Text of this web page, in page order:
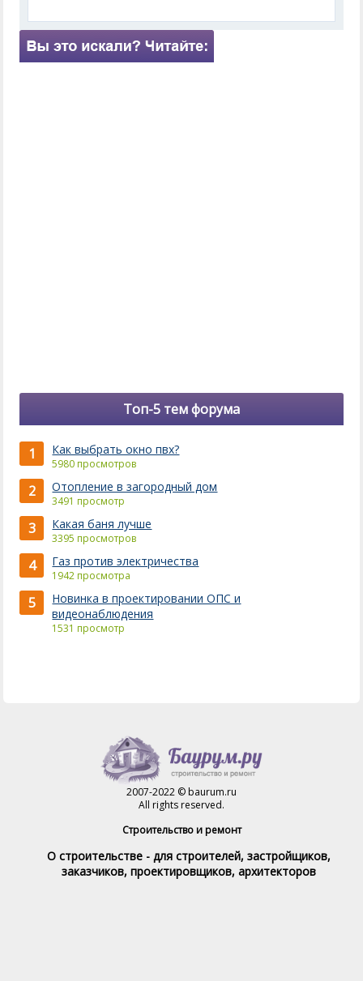
Топ-5 тем форума
1 Как выбрать окно пвх?
5980 просмотров
2 Отопление в загородный дом
3491 просмотр
3 Какая баня лучше
3395 просмотров
4 Газ против электричества
1942 просмотра
5
Новинка в проектировании ОПС и
видеонаблюдения
1531 просмотр
2007-2022 © baurum.ru
All rights reserved.
Строительство и ремонт
О строительстве - для строителей, застройщиков,
заказчиков, проектировщиков, архитекторов